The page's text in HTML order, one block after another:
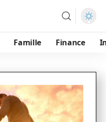
Famille Finance